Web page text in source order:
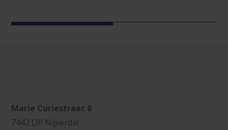
Marie Curiestraat 6
7442 DP Nijverdal